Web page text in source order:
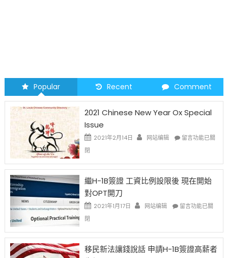
Popular Recent Comment
2021 Chinese New Year Ox Special
Issue
2021年2月14日 网站编辑
在
New
Ox
Issue〉
留言功能已關
閉
繼H-1B簽證 工資比例設限後 現在開始
對OPT開刀
2021年1月17日 网站编辑
在
1B
證
留言功能已關
閉
移民新法讓錢說話 申請H-1B簽證高薪者